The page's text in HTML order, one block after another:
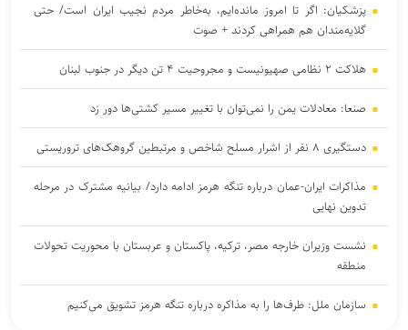
پزشکیان: اگر تا امروز مانده‌ایم، به‌خاطر مردم نجیب ایران است/ حتی
گلایه‌مندان هم همراهی کردند + صوت
هلاکت ۲ نظامی صهیونیست و مجروحیت ۴ تن دیگر در جنوب لبنان
صنعا: معادلات یمن را نمی‌توان با تغییر مسیر کشتی‌ها دور زد
دستگیری ۸ نفر از اشرار مسلح شاخص و مرتبطین گروهک‌های تروریستی
مذاکرات ایران-عمان درباره تنگه هرمز ادامه دارد/ بیانیه مشترک در مرحله
تدوین نهایی
نشست وزیران خارجه مصر، ترکیه، پاکستان و عربستان با محوریت تحولات
منطقه
سازمان ملل: طرف‌ها را به مذاکره درباره تنگه هرمز تشویق می‌کنیم